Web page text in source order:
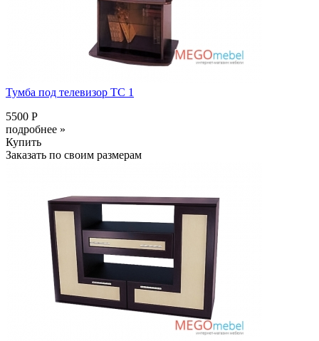
Тумба под телевизор ТС 1
5500 Р
подробнее »
Купить
Заказать по своим размерам